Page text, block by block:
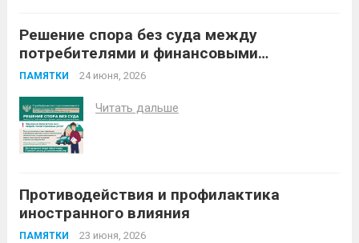
школьник.Его придумал Владимир Токарев, 15 —
летний школьник из Москвы....Читать дальше
Решение спора без суда между
потребителями и финансовыми
организациями
ПАМЯТКИ 24 июня, 2026
Читать дальше
Противодействия и профилактика
иностранного влияния
ПАМЯТКИ 23 июня, 2026